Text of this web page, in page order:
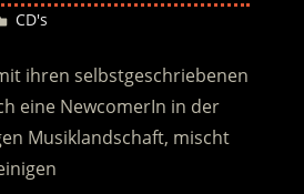
Desiree
CD's
ihren selbstgeschriebenen
eine NewcomerIn in der
Musiklandschaft, mischt